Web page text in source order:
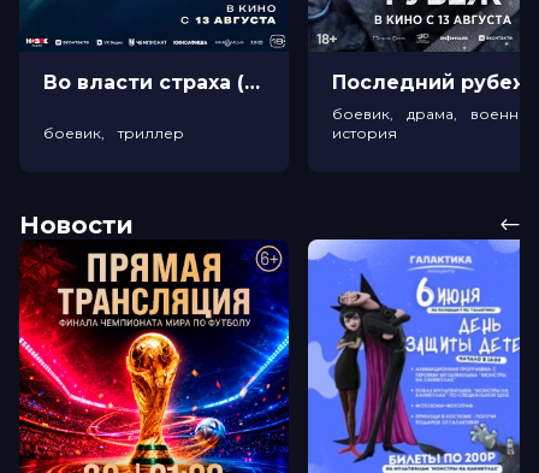
Во власти страха (18+)
боевик, триллер
боевик, драма,
история
Новости